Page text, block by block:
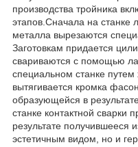
производства тройника
этапов.Сначала на станке
металла вырезаются
Заготовкам придается
свариваются с помощью
специальном станке
вытягивается кромка
образующейся в
станке контактной сварки
результате получившееся
эстетичным видом, но и